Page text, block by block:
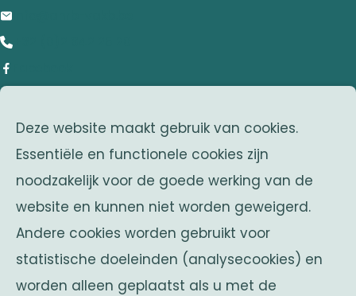
Deze website maakt gebruik van cookies.
Essentiële en functionele cookies zijn
noodzakelijk voor de goede werking van de
website en kunnen niet worden geweigerd.
Andere cookies worden gebruikt voor
statistische doeleinden (analysecookies) en
worden alleen geplaatst als u met de
adres
Franklin Rooseveltlaan 25
1050 Brussel
Belgium
zusterverenigingen
Solidaritas
Fonds Keingiaert